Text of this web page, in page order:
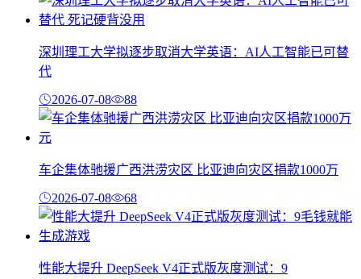
深圳理工大学拟逐步取消大学英语：AI人工智能已可替
代
2026-07-08 88
车企集体驰援广西洪涝灾区 比亚迪向灾区捐款1000万
2026-07-08 68
性能大提升 DeepSeek V4正式版灰度测试：9